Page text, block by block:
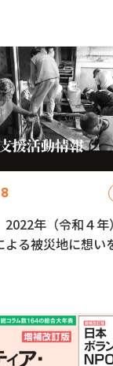
2022年（令和４年
よる被災地に想い